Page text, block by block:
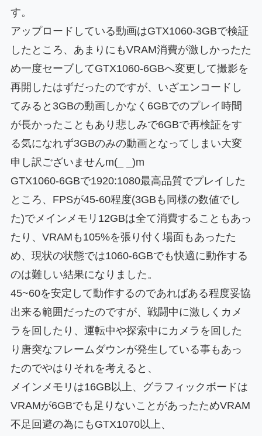
す。
アップロードしている動画はGTX1060-3GBで検証
したところ、あまりにもVRAM消費が激しかったた
め一度セーブしてGTX1060-6GBへ変更して撮影を
再開したはずだったのですが、いざエンコードし
てみると3GBの動画しかなく6GBでのプレイ時間
が長かったこともあり悲しみで6GBで再検証をす
る気になれず3GBのみの動画となってしまい大変
申し訳ございませんm(_ _)m
GTX1060-6GBで1920:1080最高品質でプレイした
ところ、FPSが45-60程度(3GBも同様の数値でし
た)でメインメモリ12GBは全て消費することもあっ
たり、VRAMも105%を張り付く場面もあったた
め、現状の状態では1060-6GBでも快適に動作する
のは難しい結果になりました。
45~60を安定して動作するのであればある程度妥協
出来る範囲だったのですが、戦闘中に激しくカメ
ラを回したり、運転中や探索中にカメラを回した
り唐突なフレームダウンが発生している事もあっ
たのでやはりそれを考えると、
メインメモリは16GB以上、グラフィックボードは
VRAMが6GBでも足りないことがあったためVRAM
不足回避の為にもGTX1070以上、